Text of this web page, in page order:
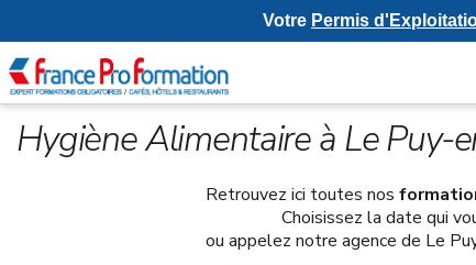
Hygiène Alimentaire à Le Puy-
Retrouvez ici toutes nos
Choisissez la date qui
ou appelez notre agence de Le
Votre Permis